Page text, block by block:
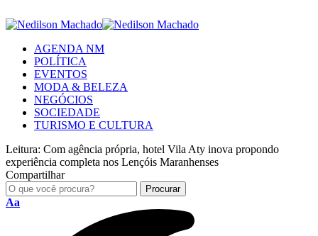
AGENDA NM
POLÍTICA
EVENTOS
MODA & BELEZA
NEGÓCIOS
SOCIEDADE
TURISMO E CULTURA
Leitura: Com agência própria, hotel Vila Aty inova propondo
experiência completa nos Lençóis Maranhenses
Compartilhar
Aa